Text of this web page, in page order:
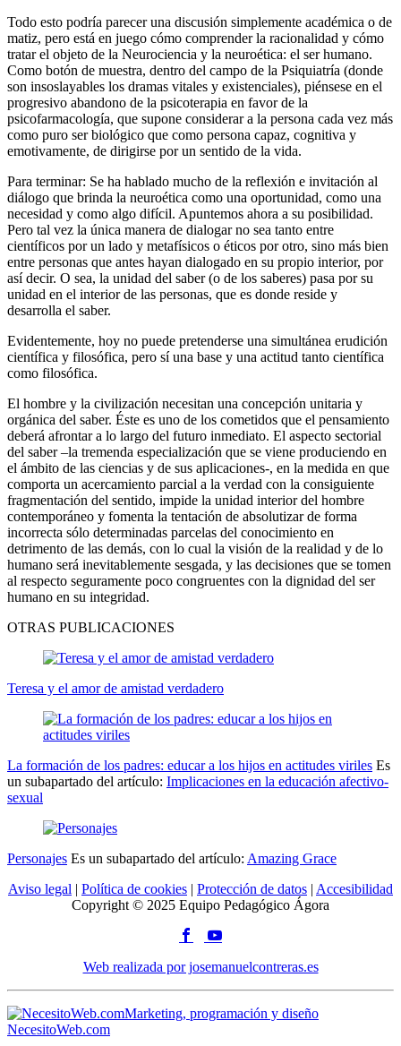
Todo esto podría parecer una discusión simplemente académica o de
matiz, pero está en juego cómo comprender la racionalidad y cómo
tratar el objeto de la Neurociencia y la neuroética: el ser humano.
Como botón de muestra, dentro del campo de la Psiquiatría (donde
son insoslayables los dramas vitales y existenciales), piénsese en el
progresivo abandono de la psicoterapia en favor de la
psicofarmacología, que supone considerar a la persona cada vez más
como puro ser biológico que como persona capaz, cognitiva y
emotivamente, de dirigirse por un sentido de la vida.
Para terminar: Se ha hablado mucho de la reflexión e invitación al
diálogo que brinda la neuroética como una oportunidad, como una
necesidad y como algo difícil. Apuntemos ahora a su posibilidad.
Pero tal vez la única manera de dialogar no sea tanto entre
científicos por un lado y metafísicos o éticos por otro, sino más bien
entre personas que antes hayan dialogado en su propio interior, por
así decir. O sea, la unidad del saber (o de los saberes) pasa por su
unidad en el interior de las personas, que es donde reside y
desarrolla el saber.
Evidentemente, hoy no puede pretenderse una simultánea erudición
científica y filosófica, pero sí una base y una actitud tanto científica
como filosófica.
El hombre y la civilización necesitan una concepción unitaria y
orgánica del saber. Éste es uno de los cometidos que el pensamiento
deberá afrontar a lo largo del futuro inmediato. El aspecto sectorial
del saber –la tremenda especialización que se viene produciendo en
el ámbito de las ciencias y de sus aplicaciones-, en la medida en que
comporta un acercamiento parcial a la verdad con la consiguiente
fragmentación del sentido, impide la unidad interior del hombre
contemporáneo y fomenta la tentación de absolutizar de forma
incorrecta sólo determinadas parcelas del conocimiento en
detrimento de las demás, con lo cual la visión de la realidad y de lo
humano será inevitablemente sesgada, y las decisiones que se tomen
al respecto seguramente poco congruentes con la dignidad del ser
humano en su integridad.
OTRAS PUBLICACIONES
Teresa y el amor de amistad verdadero
La formación de los padres: educar a los hijos en actitudes viriles Es
un subapartado del artículo: Implicaciones en la educación afectivo-
sexual
Personajes Es un subapartado del artículo: Amazing Grace
Aviso legal | Política de cookies | Protección de datos | Accesibilidad
Copyright © 2025 Equipo Pedagógico Ágora
Web realizada por josemanuelcontreras.es
Marketing, programación y diseño
NecesitoWeb.com